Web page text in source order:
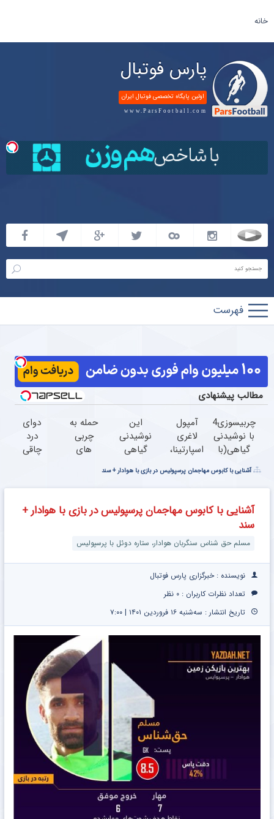
خانه
پارس فوتبال
اولین پایگاه تخصصی فوتبال ایران
www.ParsFootball.com
پارس
فوتبال
مطالب پیشنهادی
چربیسوزی24ساعته
با نوشیدنی
گیاهی(با
بهداشت)
آمپول
لاغری
اسپارتینا،
تومان
ارزان‌تر از
این
نوشیدنی
گیاهی
اسید
چربی
میسوزنه
60%تخفیف
حمله به
چربی
های
یک
نوشیدنی
گیاهی
با
دوای
درد
چاقی
گیاهیه
آشنایی با کابوس مهاجمان پرسپولیس در بازی با هوادار + سند
آشنایی با کابوس مهاجمان پرسپولیس در بازی با هوادار +
سند
مسلم حق شناس سنگربان هوادار، ستاره‌‌ دوئل با پرسپولیس
نویسنده : خبرگزاری پارس فوتبال
تعداد نظرات کاربران : ۰ نظر
تاریخ انتشار : سه‌شنبه ۱۶ فروردین ۱۴۰۱ | ۷:۰۰